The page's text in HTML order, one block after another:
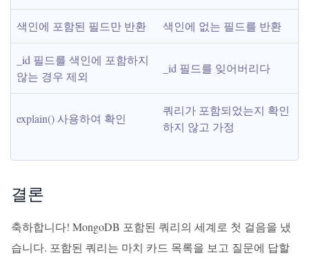
색인에 포함된 필드만 반환 색인에 없는 필드를 반환
_id 필드를 색인에 포함하지
않는 경우 제외
_id 필드를 잊어버리다
explain() 사용하여 확인
쿼리가 포함되었는지 확인
하지 않고 가정
결론
축하합니다! MongoDB 포함된 쿼리의 세계로 첫 걸음을 냈
습니다. 포함된 쿼리는 마치 카드 목록을 보고 질문에 답할